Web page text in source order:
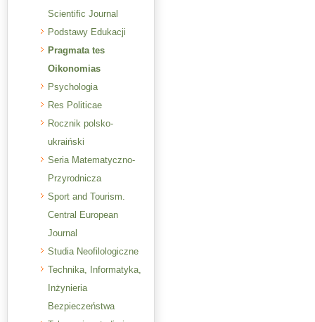
Scientific Journal
Podstawy Edukacji
Pragmata tes
Oikonomias
Psychologia
Res Politicae
Rocznik polsko-
ukraiński
Seria Matematyczno-
Przyrodnicza
Sport and Tourism.
Central European
Journal
Studia Neofilologiczne
Technika, Informatyka,
Inżynieria
Bezpieczeństwa